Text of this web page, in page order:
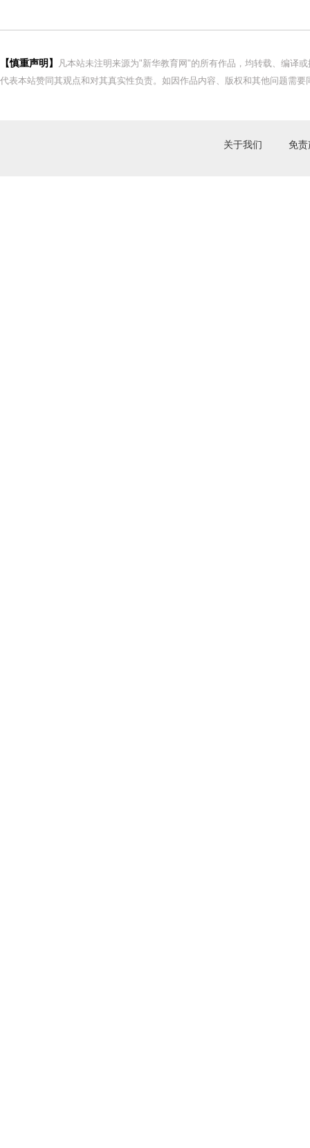
【慎重声明】
凡本站未注明来源为"新华教育网"的所有作品，均转载、编译
代表本站赞同其观点和对其真实性负责。如因作品内容、版权和其他问题需
关于我们 免责